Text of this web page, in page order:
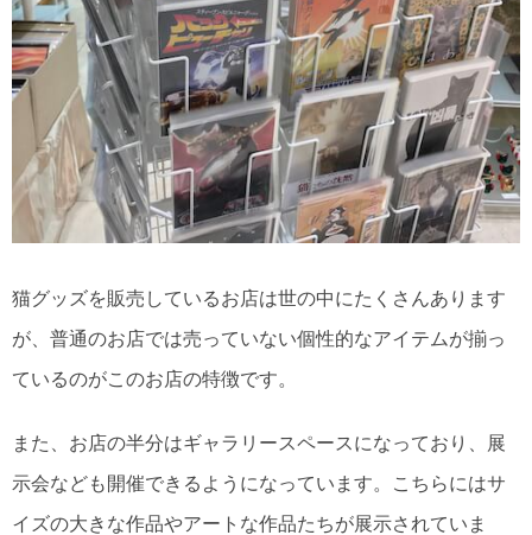
猫グッズを販売しているお店は世の中にたくさんあります
が、普通のお店では売っていない個性的なアイテムが揃っ
ているのがこのお店の特徴です。
また、お店の半分はギャラリースペースになっており、展
示会なども開催できるようになっています。こちらにはサ
イズの大きな作品やアートな作品たちが展示されていま